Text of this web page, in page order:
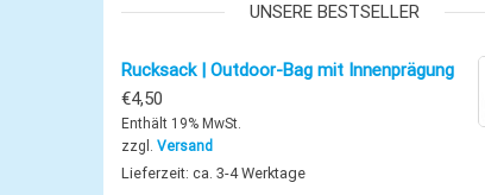
UNSERE BESTSELLER
Rucksack | Outdoor-Bag mit Innenprägung
€4,50
Enthält 19% MwSt.
zzgl. Versand
Lieferzeit: ca. 3-4 Werktage